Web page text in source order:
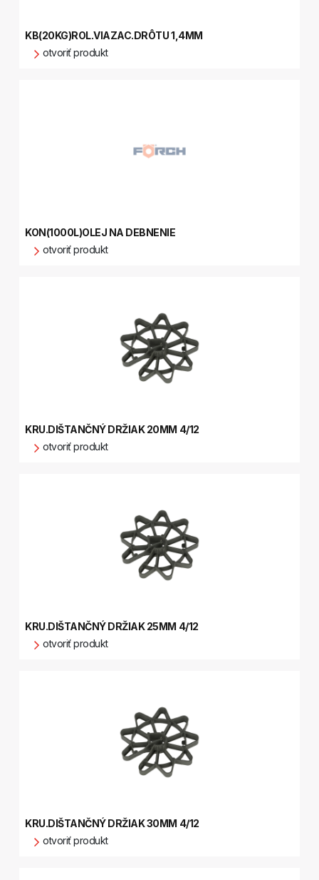
KB(20KG)ROL.VIAZAC.DRÔTU 1,4MM
otvoriť produkt
KON(1000L)OLEJ NA DEBNENIE
otvoriť produkt
KRU.DIŠTANČNÝ DRŽIAK 20MM 4/12
otvoriť produkt
KRU.DIŠTANČNÝ DRŽIAK 25MM 4/12
otvoriť produkt
KRU.DIŠTANČNÝ DRŽIAK 30MM 4/12
otvoriť produkt